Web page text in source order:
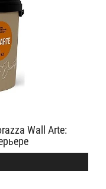
Wall Arte: